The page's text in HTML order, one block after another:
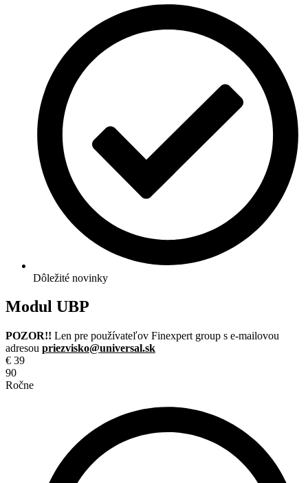
Dôležité novinky
Modul UBP
POZOR!! Len pre používateľov Finexpert group s e-mailovou
adresou priezvisko@universal.sk
€ 39
90
Ročne